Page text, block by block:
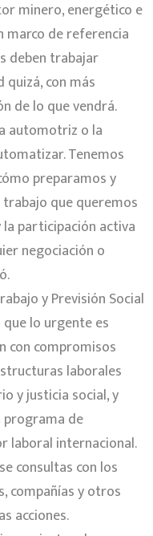
minero, energético e
marco de referencia
deben trabajar
con más
de lo que vendrá.
automotriz o la
Tenemos
preparamos y
que queremos
participación activa
negociación o
y Previsión Social
que lo urgente es
con compromisos
laborales
y justicia social, y
programa de
laboral internacional.
consultas con los
compañías y otros
acciones.